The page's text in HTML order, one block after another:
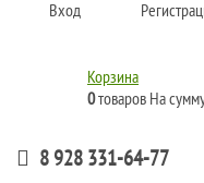
Вход
Корзина
0товаров На
8 928 331-64-77